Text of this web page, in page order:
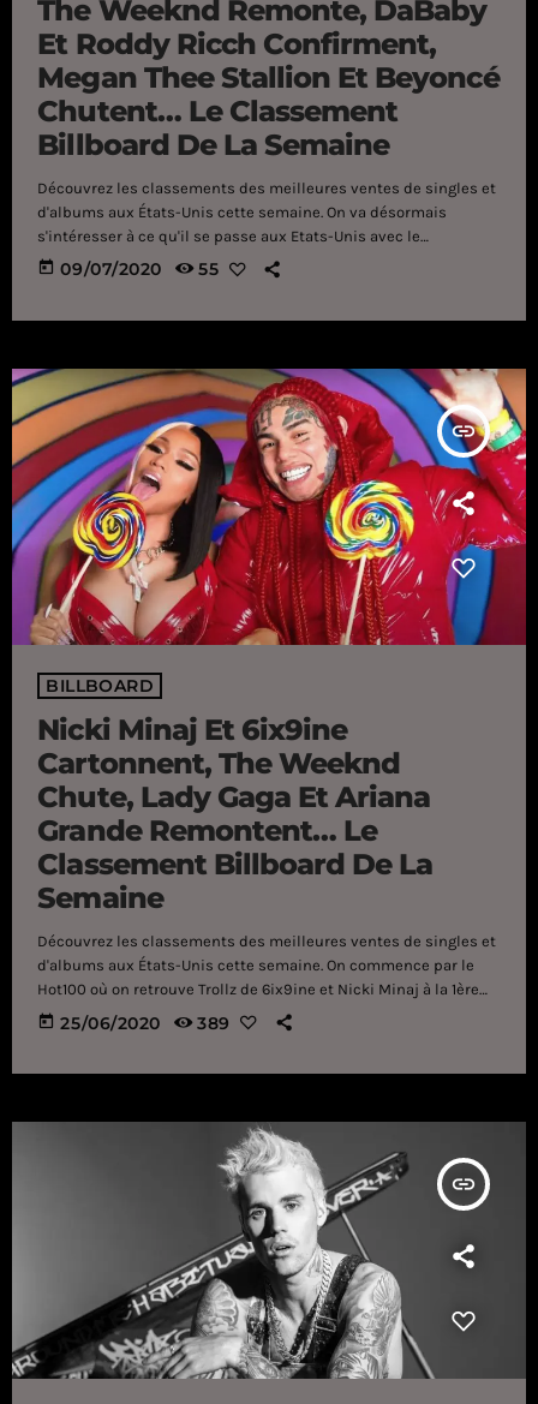
The Weeknd Remonte, DaBaby
Et Roddy Ricch Confirment,
Megan Thee Stallion Et Beyoncé
Chutent… Le Classement
Billboard De La Semaine
Découvrez les classements des meilleures ventes de singles et
d'albums aux États-Unis cette semaine. On va désormais
s'intéresser à ce qu'il se passe aux Etats-Unis avec le
classement Billboard de la semaine. On commence par le
Hot100 avec Rockstar de DaBaby et Roddy Ricch qui conservent
[…]
today 09/07/2020 55
insert_link
BILLBOARD
Nicki Minaj Et 6ix9ine
Cartonnent, The Weeknd
Chute, Lady Gaga Et Ariana
Grande Remontent… Le
Classement Billboard De La
Semaine
Découvrez les classements des meilleures ventes de singles et
d'albums aux États-Unis cette semaine. On commence par le
Hot100 où on retrouve Trollz de 6ix9ine et Nicki Minaj à la 1ère
place. DaBaby et Roddy Ricch ont quant à eux chuté d'une place
et sont désormais 2ème. The Bigger Picture de Lil Baby entre
today 25/06/2020 389
insert_link